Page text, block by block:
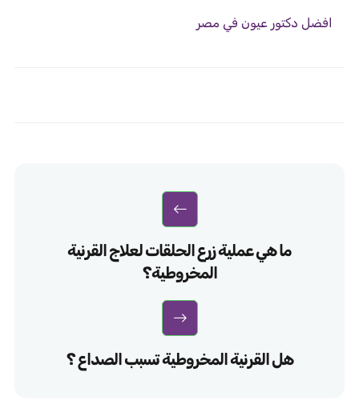
افضل دكتور عيون في مصر
ما هي عملية زرع الحلقات لعلاج القرنية
المخروطية؟
هل القرنية المخروطية تسبب الصداع ؟